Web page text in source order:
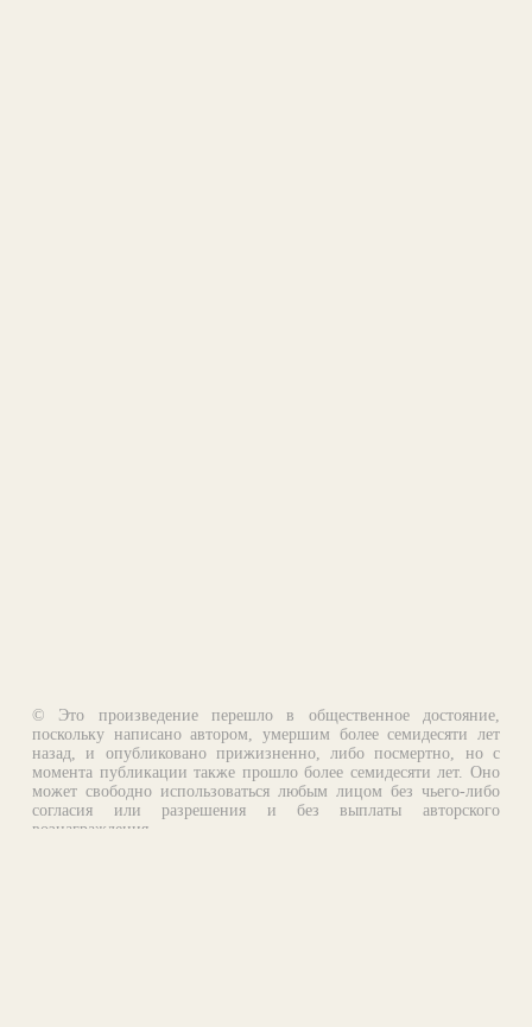
© Это произведение перешло в общественное достояние,
поскольку написано автором, умершим более семидесяти лет
назад, и опубликовано прижизненно, либо посмертно, но с
момента публикации также прошло более семидесяти лет. Оно
может свободно использоваться любым лицом без чьего-либо
согласия или разрешения и без выплаты авторского
вознаграждения.